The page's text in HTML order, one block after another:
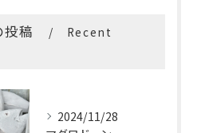
投稿
Recent
2024/11/28